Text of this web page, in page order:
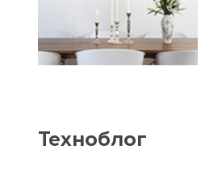
Техноблог